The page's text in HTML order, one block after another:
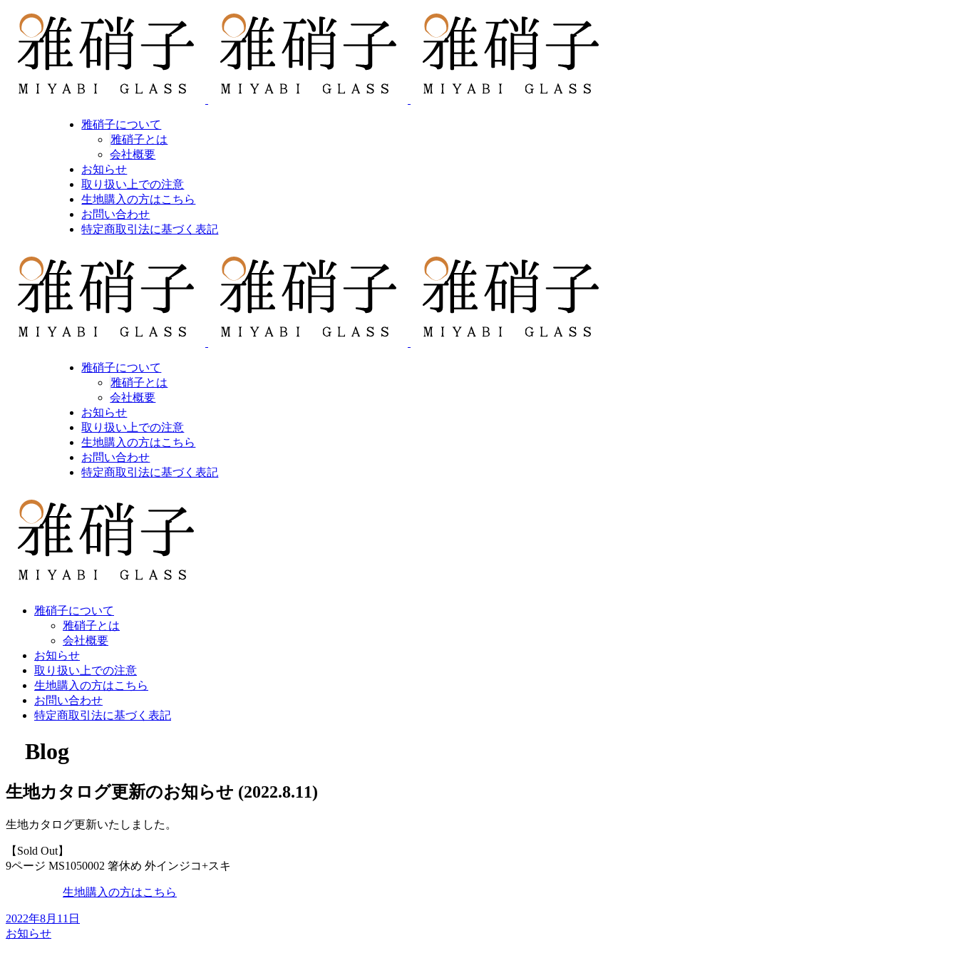
雅硝子について
雅硝子とは
会社概要
お知らせ
取り扱い上での注意
生地購入の方はこちら
お問い合わせ
特定商取引法に基づく表記
雅硝子について
雅硝子とは
会社概要
お知らせ
取り扱い上での注意
生地購入の方はこちら
お問い合わせ
特定商取引法に基づく表記
雅硝子について
雅硝子とは
会社概要
お知らせ
取り扱い上での注意
生地購入の方はこちら
お問い合わせ
特定商取引法に基づく表記
Blog
生地カタログ更新のお知らせ (2022.8.11)
生地カタログ更新いたしました。
【Sold Out】
9ページ MS1050002 箸休め 外インジコ+スキ
生地購入の方はこちら
2022年8月11日
お知らせ